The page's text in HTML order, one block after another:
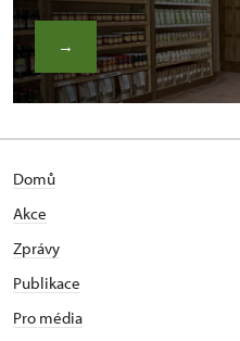
→
Domů
Akce
Zprávy
Publikace
Pro média